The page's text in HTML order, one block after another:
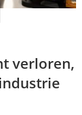
verloren,